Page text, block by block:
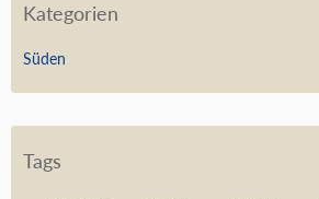
Kategorien
Süden
Tags